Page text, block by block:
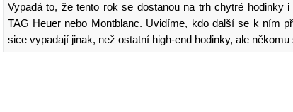
Vypadá to, že tento rok se dostanou na trh chytré hodinky
TAG Heuer nebo Montblanc. Uvidíme, kdo další se k ním
sice vypadají jinak, než ostatní high-end hodinky, ale někomu